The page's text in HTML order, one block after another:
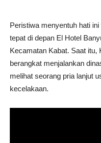
Peristiwa menyentuh hati
tepat di depan El Hotel
Kecamatan Kabat. Saat itu,
berangkat menjalankan
melihat seorang pria lanjut
kecelakaan.